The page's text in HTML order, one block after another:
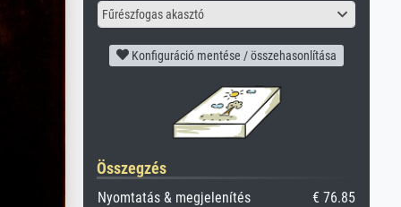
Fűrészfogas akasztó
Konfiguráció mentése / összehasonlítása
Összegzés
Nyomtatás & megjelenítés
€ 76.85